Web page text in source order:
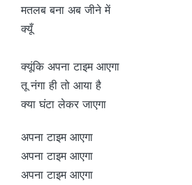
मतलब बना अब जीने में
क्यूँ
क्यूंकि अपना टाइम आएगा
तू नंगा ही तो आया है
क्या घंटा लेकर जाएगा
अपना टाइम आएगा
अपना टाइम आएगा
अपना टाइम आएगा